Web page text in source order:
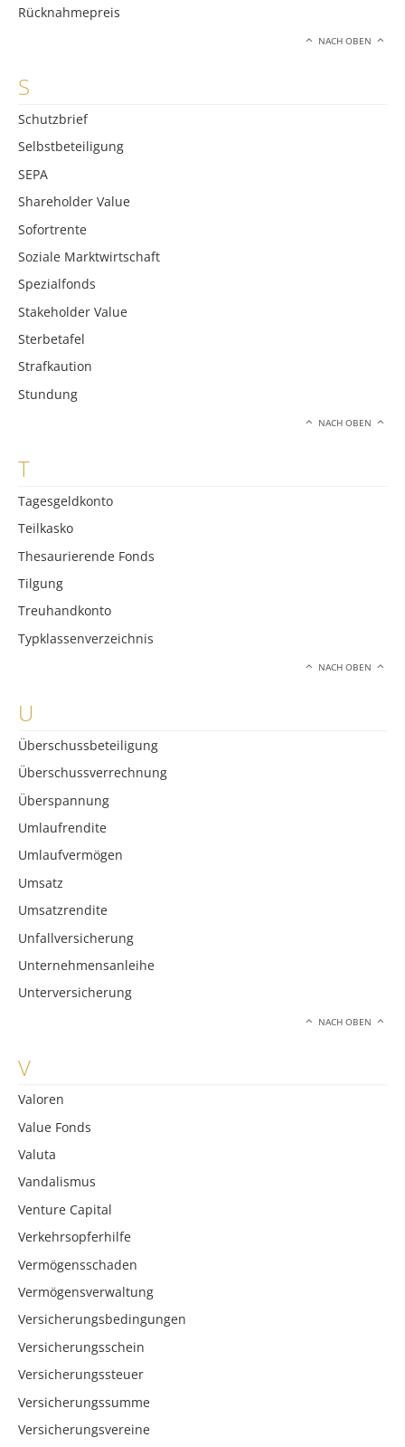
Rücknahmepreis
NACH OBEN
S
Schutzbrief
Selbstbeteiligung
SEPA
Shareholder Value
Sofortrente
Soziale Marktwirtschaft
Spezialfonds
Stakeholder Value
Sterbetafel
Strafkaution
Stundung
NACH OBEN
T
Tagesgeldkonto
Teilkasko
Thesaurierende Fonds
Tilgung
Treuhandkonto
Typklassenverzeichnis
NACH OBEN
U
Überschussbeteiligung
Überschussverrechnung
Überspannung
Umlaufrendite
Umlaufvermögen
Umsatz
Umsatzrendite
Unfallversicherung
Unternehmensanleihe
Unterversicherung
NACH OBEN
V
Valoren
Value Fonds
Valuta
Vandalismus
Venture Capital
Verkehrsopferhilfe
Vermögensschaden
Vermögensverwaltung
Versicherungsbedingungen
Versicherungsschein
Versicherungssteuer
Versicherungssumme
Versicherungsvereine